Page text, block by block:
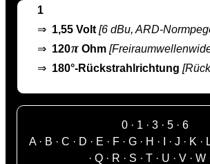
1
⇒ 1,55 Volt[6 dBu, ARD-
⇒ 120π Ohm
⇒ 180°-Rückstrahlrichtung
0· 1 · 3· 5· 6
A· B · C · D · E · F · G · H · · J · K ·
· Q· R · S · T· U · V· W